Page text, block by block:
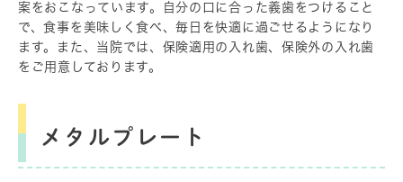
案をおこなっています。自分の口に合った義歯をつけること
で、食事を美味しく食べ、毎日を快適に過ごせるようになり
ます。また、当院では、保険適用の入れ歯、保険外の入れ歯
をご用意しております。
メタルプレート